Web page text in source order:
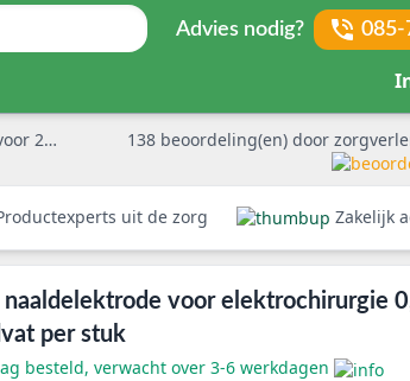
Advies nodig? 085-
stuk 138 beoordeling(en) door
uit de zorg Zakelijk
naaldelektrode voor elektrochirurgie
per stuk
besteld, verwacht over 3-6 werkdagen